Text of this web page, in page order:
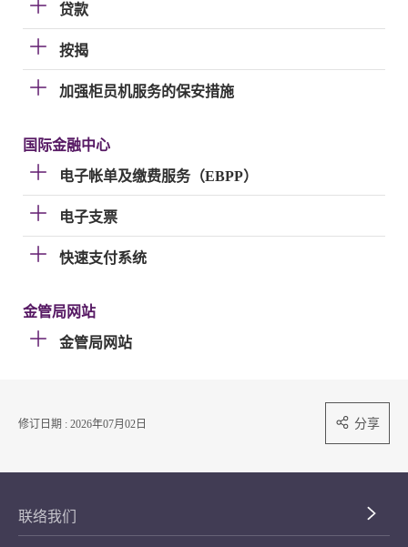
贷款
按揭
加强柜员机服务的保安措施
国际金融中心
电子帐单及缴费服务（EBPP）
电子支票
快速支付系统
金管局网站
金管局网站
修订日期 : 2026年07月02日 分享
联络我们